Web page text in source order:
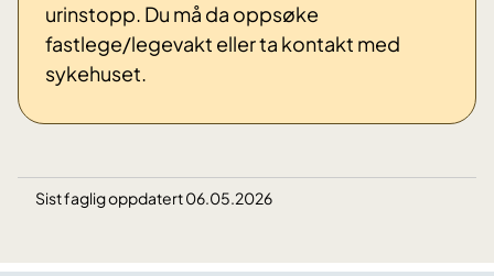
urinstopp. Du må da oppsøke
fastlege/legevakt eller ta kontakt med
sykehuset.
Sist faglig oppdatert 06.05.2026